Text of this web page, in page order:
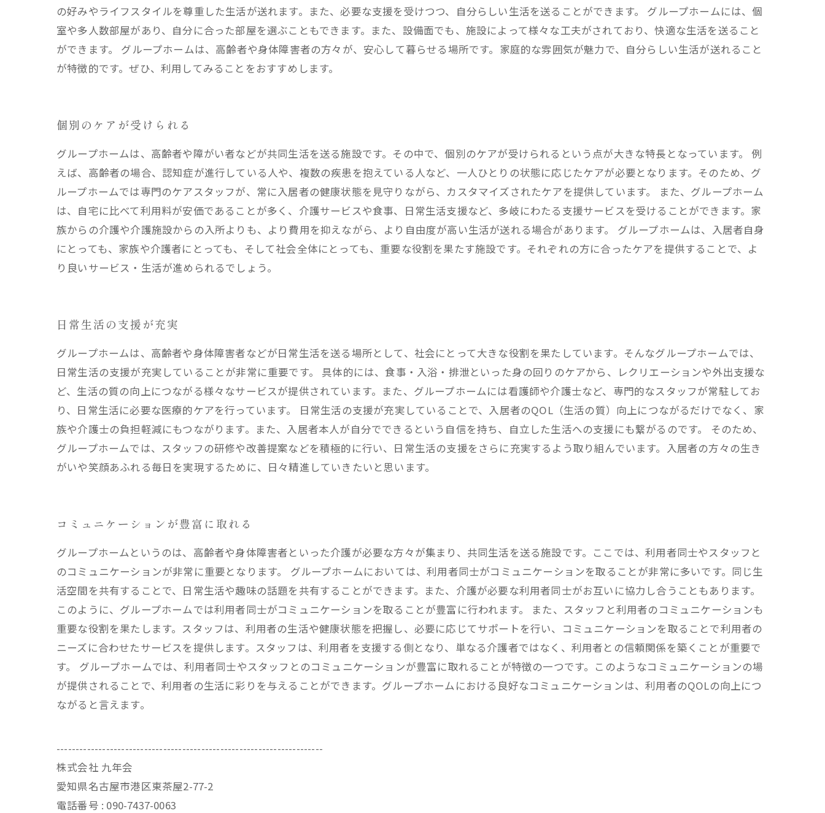
の好みやライフスタイルを尊重した生活が送れます。また、必要な支援を受けつつ、自分らしい生活を送ることができます。 グループホームには、個
室や多人数部屋があり、自分に合った部屋を選ぶこともできます。また、設備面でも、施設によって様々な工夫がされており、快適な生活を送ること
ができます。 グループホームは、高齢者や身体障害者の方々が、安心して暮らせる場所です。家庭的な雰囲気が魅力で、自分らしい生活が送れること
が特徴的です。ぜひ、利用してみることをおすすめします。
個別のケアが受けられる
グループホームは、高齢者や障がい者などが共同生活を送る施設です。その中で、個別のケアが受けられるという点が大きな特長となっています。 例
えば、高齢者の場合、認知症が進行している人や、複数の疾患を抱えている人など、一人ひとりの状態に応じたケアが必要となります。そのため、グ
ループホームでは専門のケアスタッフが、常に入居者の健康状態を見守りながら、カスタマイズされたケアを提供しています。 また、グループホーム
は、自宅に比べて利用料が安価であることが多く、介護サービスや食事、日常生活支援など、多岐にわたる支援サービスを受けることができます。家
族からの介護や介護施設からの入所よりも、より費用を抑えながら、より自由度が高い生活が送れる場合があります。 グループホームは、入居者自身
にとっても、家族や介護者にとっても、そして社会全体にとっても、重要な役割を果たす施設です。それぞれの方に合ったケアを提供することで、よ
り良いサービス・生活が進められるでしょう。
日常生活の支援が充実
グループホームは、高齢者や身体障害者などが日常生活を送る場所として、社会にとって大きな役割を果たしています。そんなグループホームでは、
日常生活の支援が充実していることが非常に重要です。 具体的には、食事・入浴・排泄といった身の回りのケアから、レクリエーションや外出支援な
ど、生活の質の向上につながる様々なサービスが提供されています。また、グループホームには看護師や介護士など、専門的なスタッフが常駐してお
り、日常生活に必要な医療的ケアを行っています。 日常生活の支援が充実していることで、入居者のQOL（生活の質）向上につながるだけでなく、家
族や介護士の負担軽減にもつながります。また、入居者本人が自分でできるという自信を持ち、自立した生活への支援にも繋がるのです。 そのため、
グループホームでは、スタッフの研修や改善提案などを積極的に行い、日常生活の支援をさらに充実するよう取り組んでいます。入居者の方々の生き
がいや笑顔あふれる毎日を実現するために、日々精進していきたいと思います。
コミュニケーションが豊富に取れる
グループホームというのは、高齢者や身体障害者といった介護が必要な方々が集まり、共同生活を送る施設です。ここでは、利用者同士やスタッフと
のコミュニケーションが非常に重要となります。 グループホームにおいては、利用者同士がコミュニケーションを取ることが非常に多いです。同じ生
活空間を共有することで、日常生活や趣味の話題を共有することができます。また、介護が必要な利用者同士がお互いに協力し合うこともあります。
このように、グループホームでは利用者同士がコミュニケーションを取ることが豊富に行われます。 また、スタッフと利用者のコミュニケーションも
重要な役割を果たします。スタッフは、利用者の生活や健康状態を把握し、必要に応じてサポートを行い、コミュニケーションを取ることで利用者の
ニーズに合わせたサービスを提供します。スタッフは、利用者を支援する側となり、単なる介護者ではなく、利用者との信頼関係を築くことが重要で
す。 グループホームでは、利用者同士やスタッフとのコミュニケーションが豊富に取れることが特徴の一つです。このようなコミュニケーションの場
が提供されることで、利用者の生活に彩りを与えることができます。グループホームにおける良好なコミュニケーションは、利用者のQOLの向上につ
ながると言えます。
----------------------------------------------------------------------
株式会社 九年会
愛知県名古屋市港区東茶屋2-77-2
電話番号 : 090-7437-0063